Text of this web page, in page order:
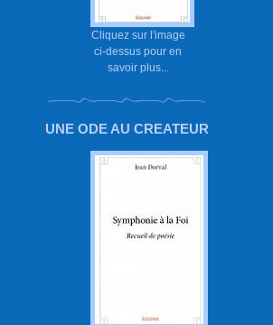
Cliquez sur l'image
ci-dessus pour en
savoir plus...
UNE ODE AU CREATEUR